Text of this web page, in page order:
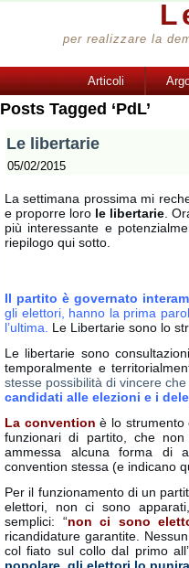
per realizzare la
Articoli
Posts Tagged ‘PdL’
Le libertarie
05/02/2015
La settimana prossima mi
e proporre loro le libertarie .
più interessante e
riepilogo qui sotto.
Il partito è governato
gli elettori, hanno la prima
l’ultima. Le Libertarie sono lo
Le libertarie sono
temporalmente e
stesse possibilità di vincere
candidati alle elezioni e i
La convention è lo strumento
funzionari di partito, che
ammessa alcuna forma di
convention stessa (e indicano
Per il funzionamento di un
elettori, non ci sono
semplici: “non ci sono
ricandidature garantite.
col fiato sul collo dal primo